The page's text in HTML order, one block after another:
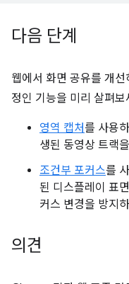
다음 단계
웹에서 화면 공유를 개
정인 기능을 미리 살펴보
영역 캡처를 사용
생된 동영상 트랙
조건부 포커스를
된 디스플레이 표
커스 변경을 방지
의견